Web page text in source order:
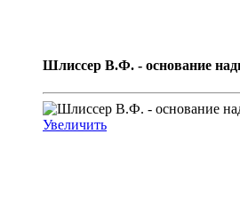
Шлиссер В.Ф. - основание
Увеличить